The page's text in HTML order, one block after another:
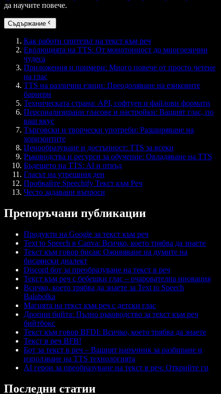
да научите повече.
Съдържание
Как работи синтезът на текст към реч
Еволюцията на TTS: От монотонност до многоезични
чудеса
Приложения и примери: Много повече от просто четене
на глас
TTS на различни езици: Преодоляване на езиковите
бариери
Техническата страна: API, софтуер и файлови формати
Персонализирани гласове и настройки: Вашият глас, по
ваш вкус
Търговски и творчески употреби: Разширяване на
хоризонтите
Ценообразуване и достъпност: TTS за всеки
Ръководства и ресурси за обучение: Овладяване на TTS
Бъдещето на TTS: AI и отвъд
Гласът на утрешния ден
Пробвайте Speechify Текст към Реч
Често задавани въпроси
Препоръчани публикации
Продукти на Google за текст към реч
Text to Speech в Canva: Всичко, което трябва да знаете
Текст към говор бисая: Оживяване на думите на
бисаянски диалект
Discord бот за преобразуване на текст в реч
Текст към реч с бебешки глас – очарователна иновация
Всичко, което трябва да знаете за Text to Speech
Balabolka
Магията на текст към реч с детски глас
Дропни бийта: Пълно ръководство за текст към реч
бийтбокс
Текст към говор BFDI: Всичко, което трябва да знаете
Текст в реч BFB!
Бот за текст в реч – Вашият наръчник за разбиране и
използване на TTS технологията
AI герои за преобразуване на текст в реч: Открийте ги
Последни статии